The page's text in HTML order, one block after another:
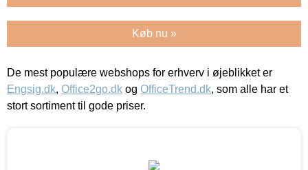
Køb nu »
De mest populære webshops for erhverv i øjeblikket er
Engsig.dk, Office2go.dk og OfficeTrend.dk, som alle har et
stort sortiment til gode priser.